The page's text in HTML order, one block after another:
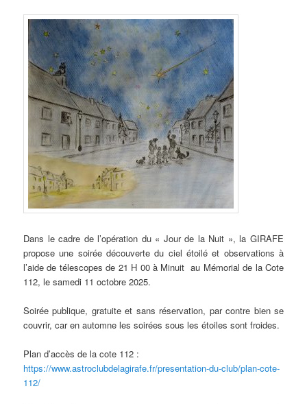
Dans le cadre de l’opération du « Jour de la Nuit », la GIRAFE
propose une soirée découverte du ciel étoilé et observations à
l’aide de télescopes de 21 H 00 à Minuit au Mémorial de la Cote
112, le samedi 11 octobre 2025.
Soirée publique, gratuite et sans réservation, par contre bien se
couvrir, car en automne les soirées sous les étoiles sont froides.
Plan d’accès de la cote 112 :
https://www.astroclubdelagirafe.fr/presentation-du-club/plan-cote-
112/